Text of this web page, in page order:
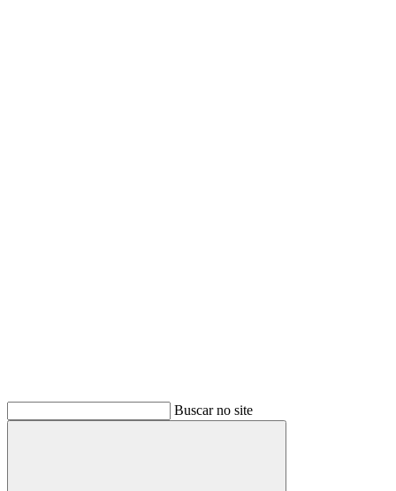
Buscar no site